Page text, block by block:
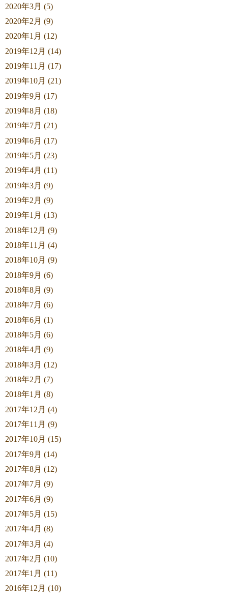
2020年3月 (5)
2020年2月 (9)
2020年1月 (12)
2019年12月 (14)
2019年11月 (17)
2019年10月 (21)
2019年9月 (17)
2019年8月 (18)
2019年7月 (21)
2019年6月 (17)
2019年5月 (23)
2019年4月 (11)
2019年3月 (9)
2019年2月 (9)
2019年1月 (13)
2018年12月 (9)
2018年11月 (4)
2018年10月 (9)
2018年9月 (6)
2018年8月 (9)
2018年7月 (6)
2018年6月 (1)
2018年5月 (6)
2018年4月 (9)
2018年3月 (12)
2018年2月 (7)
2018年1月 (8)
2017年12月 (4)
2017年11月 (9)
2017年10月 (15)
2017年9月 (14)
2017年8月 (12)
2017年7月 (9)
2017年6月 (9)
2017年5月 (15)
2017年4月 (8)
2017年3月 (4)
2017年2月 (10)
2017年1月 (11)
2016年12月 (10)